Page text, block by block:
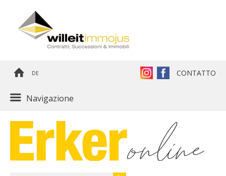
DE CONTATTO
Navigazione